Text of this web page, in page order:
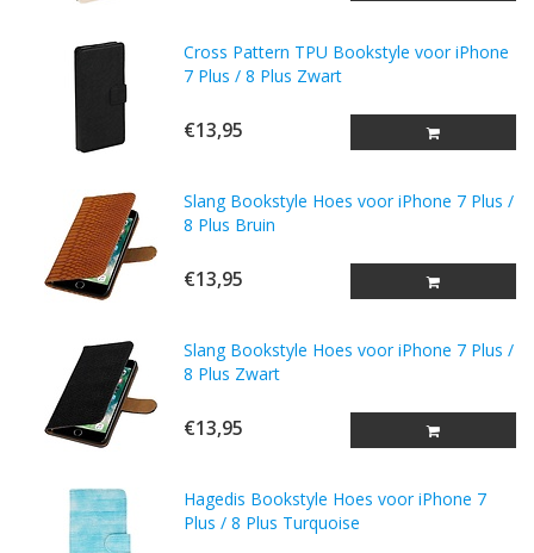
Cross Pattern TPU Bookstyle voor iPhone
7 Plus / 8 Plus Zwart
€13,95
Slang Bookstyle Hoes voor iPhone 7 Plus /
8 Plus Bruin
€13,95
Slang Bookstyle Hoes voor iPhone 7 Plus /
8 Plus Zwart
€13,95
Hagedis Bookstyle Hoes voor iPhone 7
Plus / 8 Plus Turquoise